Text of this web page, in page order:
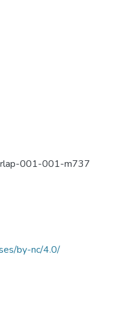
001-001-m737
by-nc/4.0/